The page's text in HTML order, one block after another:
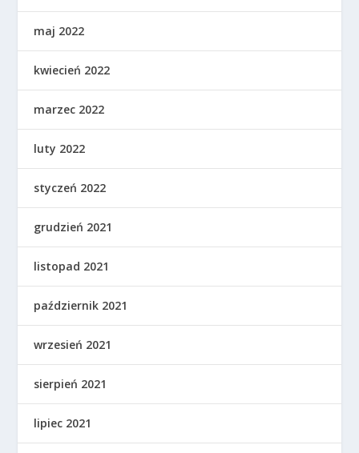
maj 2022
kwiecień 2022
marzec 2022
luty 2022
styczeń 2022
grudzień 2021
listopad 2021
październik 2021
wrzesień 2021
sierpień 2021
lipiec 2021